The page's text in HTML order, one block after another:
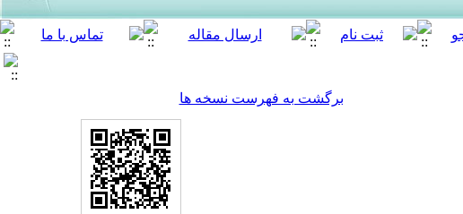
برگشت به فهرست نسخه ها